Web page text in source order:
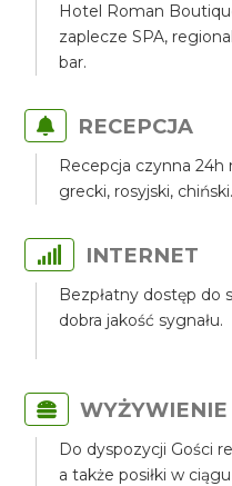
Hotel Roman
zaplecze SPA,
bar.
RECEPCJA
Recepcja czynna 24h
grecki, rosyjski, chiński.
INTERNET
Bezpłatny dostęp do
dobra jakość sygnału.
WYŻYWIENIE
Do dyspozycji Gości
a także posiłki w